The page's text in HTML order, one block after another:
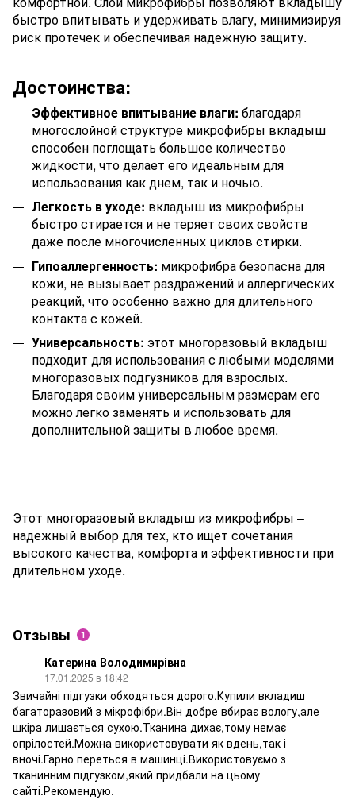
быстро впитывать и удерживать влагу, минимизируя
риск протечек и обеспечивая надежную защиту.
Достоинства:
Эффективное впитывание влаги: благодаря
многослойной структуре микрофибры вкладыш
способен поглощать большое количество
жидкости, что делает его идеальным для
использования как днем, так и ночью.
Легкость в уходе: вкладыш из микрофибры
быстро стирается и не теряет своих свойств
даже после многочисленных циклов стирки.
Гипоаллергенность: микрофибра безопасна для
кожи, не вызывает раздражений и аллергических
реакций, что особенно важно для длительного
контакта с кожей.
Универсальность: этот многоразовый вкладыш
подходит для использования с любыми моделями
многоразовых подгузников для взрослых.
Благодаря своим универсальным размерам его
можно легко заменять и использовать для
дополнительной защиты в любое время.
Этот многоразовый вкладыш из микрофибры –
надежный выбор для тех, кто ищет сочетания
высокого качества, комфорта и эффективности при
длительном уходе.
Отзывы 1
Катерина Володимирівна
17.01.2025 в 18:42
Звичайні підгузки обходяться дорого.Купили вкладиш
багаторазовий з мікрофібри.Він добре вбирає вологу,але
шкіра лишається сухою.Тканина дихає,тому немає
опрілостей.Можна використовувати як вдень,так і
вночі.Гарно переться в машинці.Використовуємо з
тканинним підгузком,який придбали на цьому
сайті.Рекомендую.